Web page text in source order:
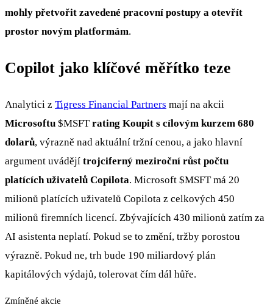
mohly přetvořit zavedené pracovní postupy a otevřít
prostor novým platformám.
Copilot jako klíčové měřítko teze
Analytici z Tigress Financial Partners mají na akcii
Microsoftu $MSFT rating Koupit s cílovým kurzem 680
dolarů, výrazně nad aktuální tržní cenou, a jako hlavní
argument uvádějí trojciferný meziroční růst počtu
platících uživatelů Copilota. Microsoft $MSFTmá 20
milionů platících uživatelů Copilota z celkových 450
milionů firemních licencí. Zbývajících 430 milionů zatím za
AI asistenta neplatí. Pokud se to změní, tržby porostou
výrazně. Pokud ne, trh bude 190 miliardový plán
kapitálových výdajů, tolerovat čím dál hůře.
Zmíněné akcie